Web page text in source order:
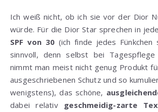
Ich weiß nicht, ob ich sie vor der Dior
würde. Für die Dior Star sprechen in
SPF von 30 (ich finde jedes Fünkchen
sinnvoll, denn selbst bei
nimmt man meist nicht genug Produkt
ausgeschriebenen Schutz und so
wenigstens), das schöne,
dabei relativ geschmeidig-zarte